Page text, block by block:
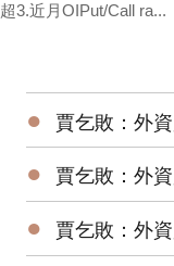
超3.近月OIPut/Call ra...
● 賈乞敗：外資買
● 賈乞敗：外資買
● 賈乞敗：外資買